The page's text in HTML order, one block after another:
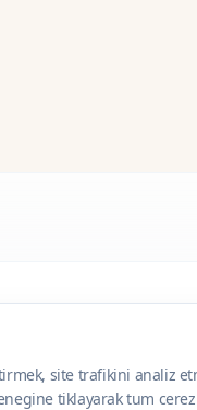
site trafikini analiz
tiklayarak tum